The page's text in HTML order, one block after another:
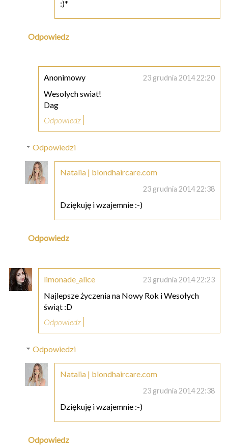
:)*
Odpowiedz
Anonimowy 23 grudnia 2014 22:20
Wesolych swiat!
Dag
Odpowiedz
Odpowiedzi
Natalia | blondhaircare.com
23 grudnia 2014 22:38
Dziękuję i wzajemnie :-)
Odpowiedz
limonade_alice 23 grudnia 2014 22:23
Najlepsze życzenia na Nowy Rok i Wesołych
świąt :D
Odpowiedz
Odpowiedzi
Natalia | blondhaircare.com
23 grudnia 2014 22:38
Dziękuję i wzajemnie :-)
Odpowiedz